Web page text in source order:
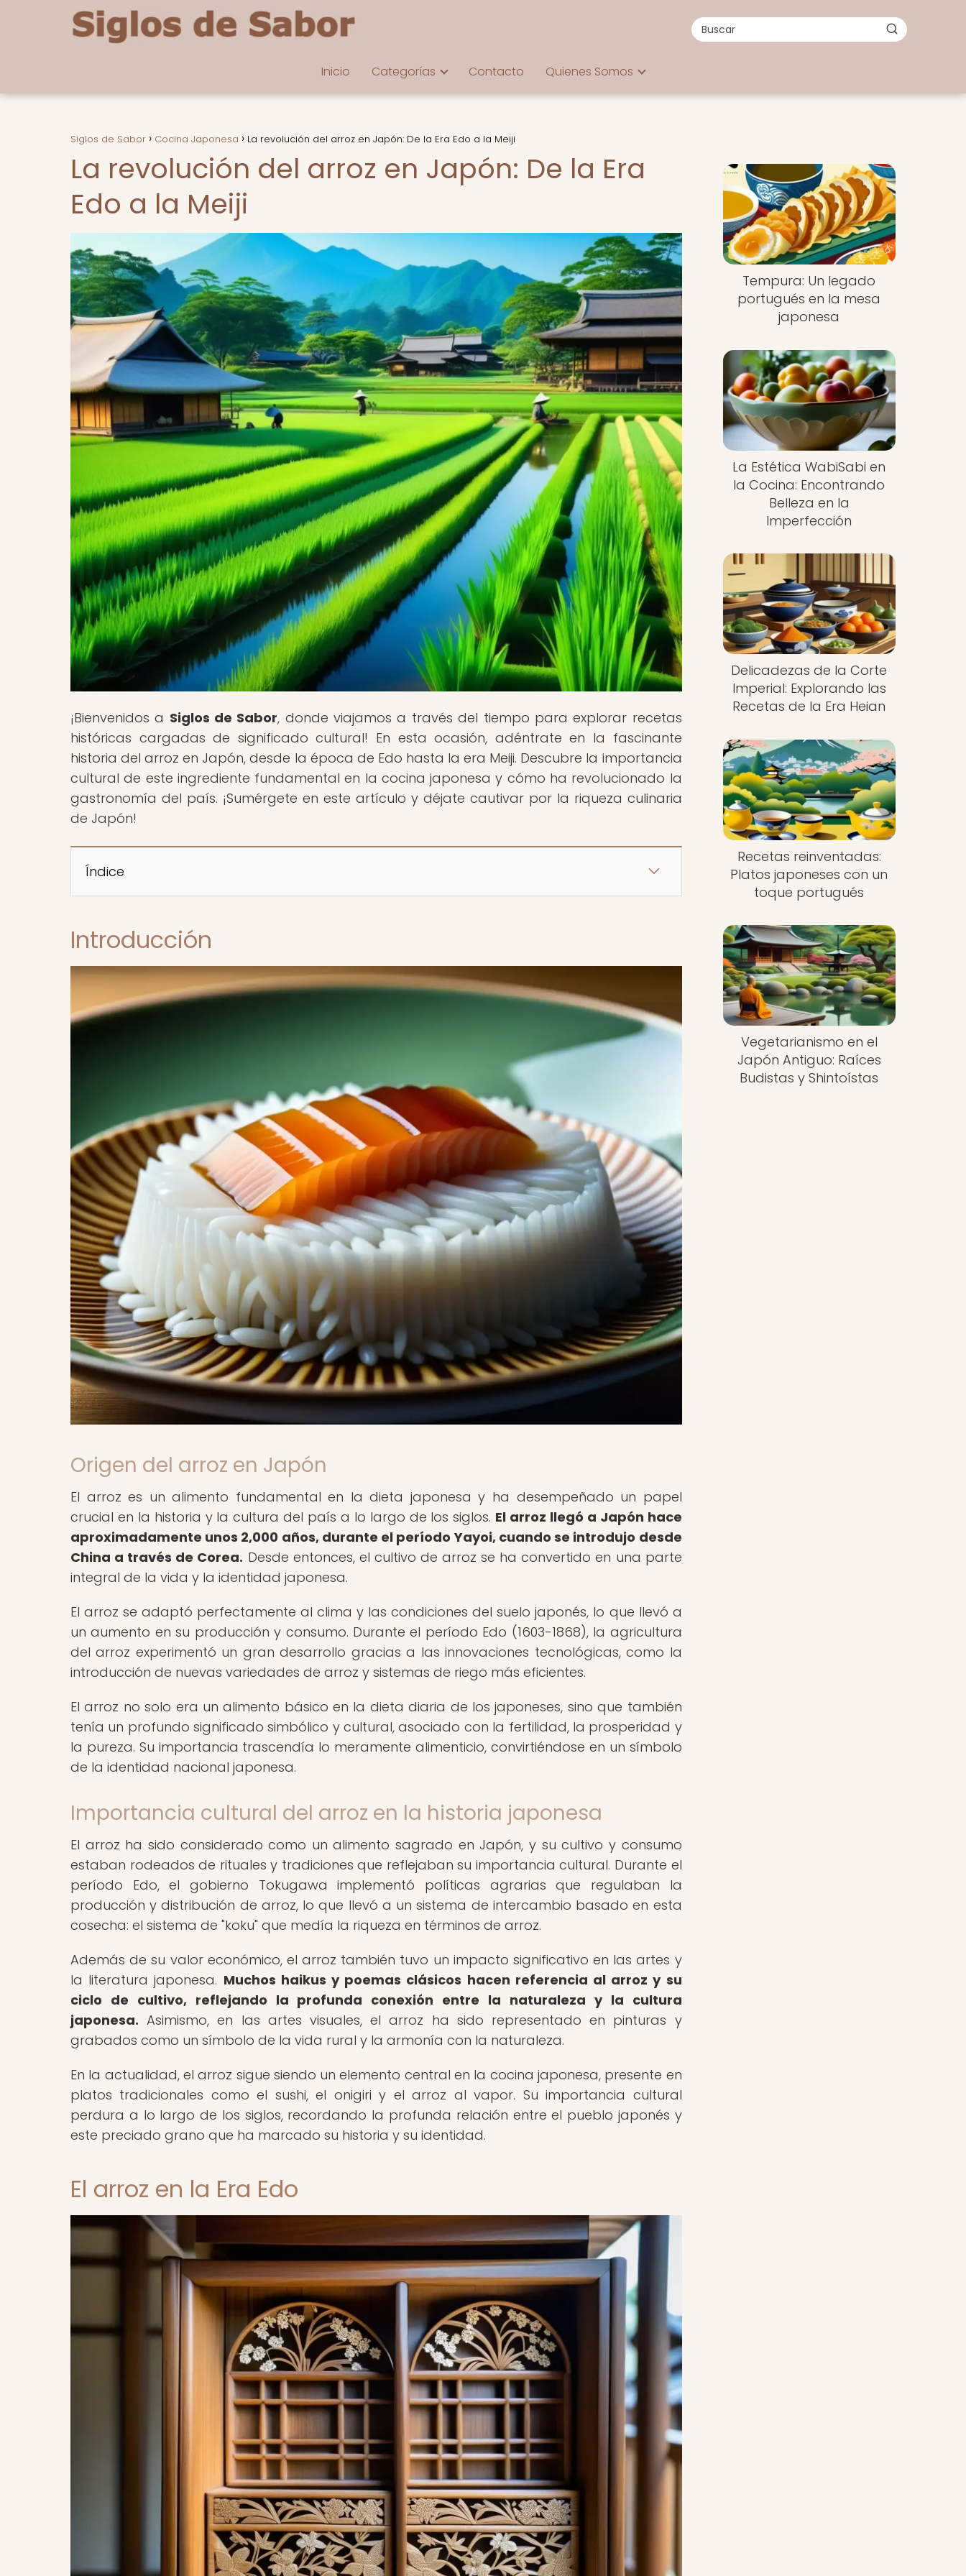
Inicio Categorías Contacto Quienes Somos
Siglos de Sabor Cocina Japonesa La revolución del arroz en Japón: De la Era Edo a la Meiji
La revolución del arroz en Japón: De la Era
Edo a la Meiji
¡Bienvenidos a Siglos de Sabor, donde viajamos a través del tiempo para explorar recetas
históricas cargadas de significado cultural! En esta ocasión, adéntrate en la fascinante
historia del arroz en Japón, desde la época de Edo hasta la era Meiji. Descubre la importancia
cultural de este ingrediente fundamental en la cocina japonesa y cómo ha revolucionado la
gastronomía del país. ¡Sumérgete en este artículo y déjate cautivar por la riqueza culinaria
de Japón!
Índice
Introducción
Origen del arroz en Japón
El arroz es un alimento fundamental en la dieta japonesa y ha desempeñado un papel
crucial en la historia y la cultura del país a lo largo de los siglos. El arroz llegó a Japón hace
aproximadamente unos 2,000 años, durante el período Yayoi, cuando se introdujo desde
China a través de Corea. Desde entonces, el cultivo de arroz se ha convertido en una parte
integral de la vida y la identidad japonesa.
El arroz se adaptó perfectamente al clima y las condiciones del suelo japonés, lo que llevó a
un aumento en su producción y consumo. Durante el período Edo (1603-1868), la agricultura
del arroz experimentó un gran desarrollo gracias a las innovaciones tecnológicas, como la
introducción de nuevas variedades de arroz y sistemas de riego más eficientes.
El arroz no solo era un alimento básico en la dieta diaria de los japoneses, sino que también
tenía un profundo significado simbólico y cultural, asociado con la fertilidad, la prosperidad y
la pureza. Su importancia trascendía lo meramente alimenticio, convirtiéndose en un símbolo
de la identidad nacional japonesa.
Importancia cultural del arroz en la historia japonesa
El arroz ha sido considerado como un alimento sagrado en Japón, y su cultivo y consumo
estaban rodeados de rituales y tradiciones que reflejaban su importancia cultural. Durante el
período Edo, el gobierno Tokugawa implementó políticas agrarias que regulaban la
producción y distribución de arroz, lo que llevó a un sistema de intercambio basado en esta
cosecha: el sistema de "koku" que medía la riqueza en términos de arroz.
Además de su valor económico, el arroz también tuvo un impacto significativo en las artes y
la literatura japonesa. Muchos haikus y poemas clásicos hacen referencia al arroz y su
ciclo de cultivo, reflejando la profunda conexión entre la naturaleza y la cultura
japonesa. Asimismo, en las artes visuales, el arroz ha sido representado en pinturas y
grabados como un símbolo de la vida rural y la armonía con la naturaleza.
En la actualidad, el arroz sigue siendo un elemento central en la cocina japonesa, presente en
platos tradicionales como el sushi, el onigiri y el arroz al vapor. Su importancia cultural
perdura a lo largo de los siglos, recordando la profunda relación entre el pueblo japonés y
este preciado grano que ha marcado su historia y su identidad.
El arroz en la Era Edo
Tempura: Un legado
portugués en la mesa
japonesa
La Estética WabiSabi en
la Cocina: Encontrando
Belleza en la
Imperfección
Delicadezas de la Corte
Imperial: Explorando las
Recetas de la Era Heian
Recetas reinventadas:
Platos japoneses con un
toque portugués
Vegetarianismo en el
Japón Antiguo: Raíces
Budistas y Shintoístas